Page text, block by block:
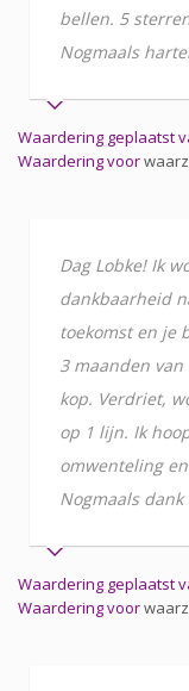
bellen. 5
Nogmaals
Waardering geplaatst
Waardering voor
Dag Lobke! Ik
dankbaarheid
toekomst en je
3 maanden
kop. Verdriet,
op 1 lijn. Ik
omwenteling
Nogmaals
Waardering geplaatst
Waardering voor